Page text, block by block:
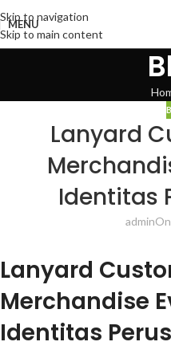
Skip to navigation
Skip to main content
MENU
Lanyard
Identitas
admin
Lanyard
Merchandise
Identitas